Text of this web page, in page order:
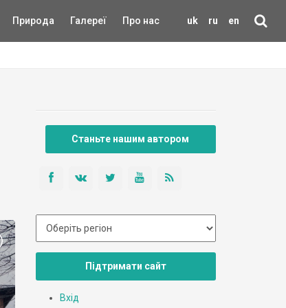
uk ru en
Природа Галереї Про нас
Станьте нашим автором
Підтримати сайт
Вхід